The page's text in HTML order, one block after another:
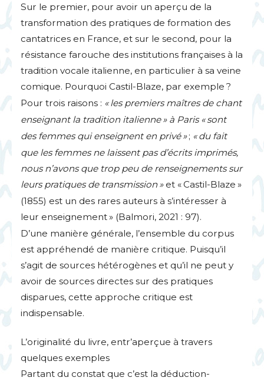
Sur le premier, pour avoir un aperçu de la
transformation des pratiques de formation des
cantatrices en France, et sur le second, pour la
résistance farouche des institutions françaises à la
tradition vocale italienne, en particulier à sa veine
comique. Pourquoi Castil-Blaze, par exemple ?
Pour trois raisons : « les premiers maîtres de chant
enseignant la tradition italienne » à Paris « sont
des femmes qui enseignent en privé » ; « du fait
que les femmes ne laissent pas d’écrits imprimés,
nous n’avons que trop peu de renseignements sur
leurs pratiques de transmission »et «Castil-Blaze »
(1855) est un des rares auteurs à s’intéresser à
leur enseignement» (Balmori, 2021 : 97).
D’une manière générale, l’ensemble du corpus
est appréhendé de manière critique. Puisqu’il
s’agit de sources hétérogènes et qu’il ne peut y
avoir de sources directes sur des pratiques
disparues, cette approche critique est
indispensable.
L’originalité du livre, entr’aperçue à travers
quelques exemples
Partant du constat que c’est la déduction-